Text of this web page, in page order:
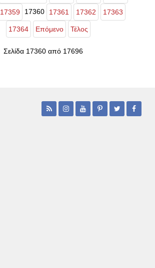
17359 17360 17361 17362 17363
17364 Επόμενο Τέλος
Σελίδα 17360 από 17696